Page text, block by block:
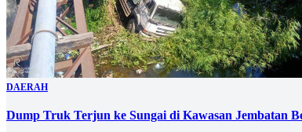
DAERAH
Dump Truk Terjun ke Sungai di Kawasan Jembatan